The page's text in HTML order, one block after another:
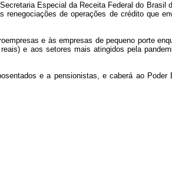
Especial da Receita Federal do Brasil
de operações de crédito que
e às empresas de pequeno porte
e aos setores mais atingidos pela
e a pensionistas, e caberá ao Poder